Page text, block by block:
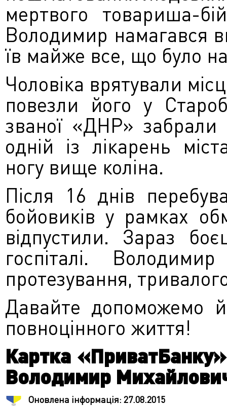
мертвого товариша-
Володимир намагався
їв майже все, що було
Чоловіка врятували
повезли його у
званої «ДНР»
одній із лікарень
ногу вище коліна.
Після 16 днів
бойовиків у рамках
відпустили. Зараз
госпіталі.
протезування,
Давайте допоможемо
повноцінного життя!
Картка
Володимир
Оновлена інформація: 27.08.2015